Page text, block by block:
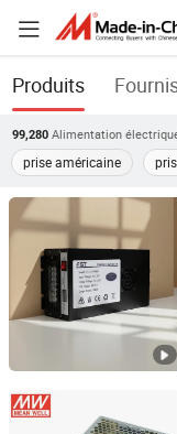
Produits
99,280 Alimentation
prise américaine
Anyhertz Drive
Guangdong,
Abrizone Electronics